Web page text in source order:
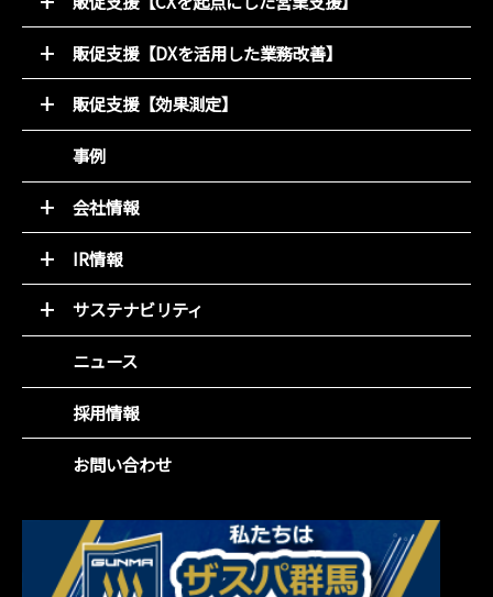
52週マーケティング
キャンペーン支援サービス
動画コンテンツ
デジタルチラシ 買適ミッケ!
商品ブランディング
PDM（顧客データ活用）
LINE集客サービス（＋LINKS）
販促支援【DXを活用した業務改善】
オンライン販促物制作支援システム
店別販促サポート
販促支援【効果測定】
商圏ポテンシャル分析
アンケート分析
売れるデザイン研究所
事例
会社情報
トップメッセージ
基本理念
会社概要
組織図
役員紹介
沿革
事業所一覧
IR情報
トップメッセージと決算解説
経営方針
IR資料室
財務ハイライト
IRカレンダー
株主総会
株主メモ
サステナビリティ
環境(E)
社会(S)
企業統治(G)
SDGsの取組み
ニュース
採用情報
お問い合わせ